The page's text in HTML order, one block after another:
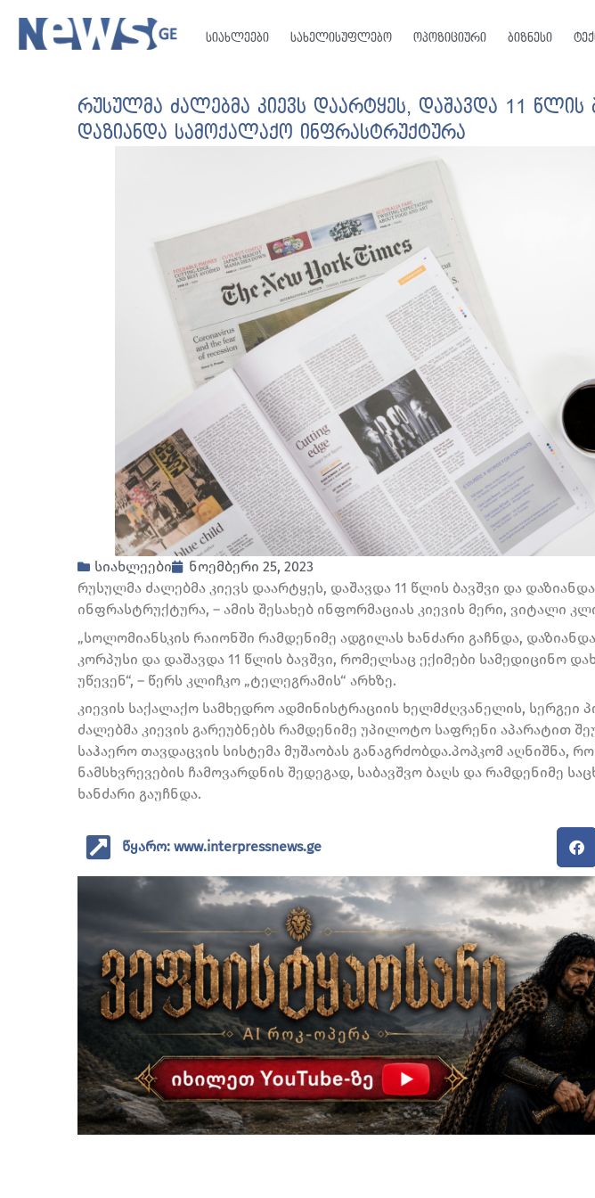
სიახლეები სახელისუფლებო ოპოზიციური ბიზნესი
რუსულმა ძალებმა კიევს დაარტყეს, დაშავდა 11 წლის
დაზიანდა სამოქალაქო ინფრასტრუქტურა
სიახლეები
ნოემბერი 25, 2023
რუსულმა ძალებმა კიევს დაარტყეს, დაშავდა 11 წლის ბავშვი და
ინფრასტრუქტურა, – ამის შესახებ ინფორმაციას კიევის მერი, ვიტალი
„სოლომიანსკის რაიონში რამდენიმე ადგილას ხანძარი გაჩნდა,
კორპუსი და დაშავდა 11 წლის ბავშვი, რომელსაც ექიმები სამედიცინო
უწევენ“, – წერს კლიჩკო „ტელეგრამის“ არხზე.
კიევის საქალაქო სამხედრო ადმინისტრაციის ხელმძღვანელის, სერგეი
ძალებმა კიევის გარეუბნებს რამდენიმე უპილოტო საფრენი აპარატით
საჰაერო თავდაცვის სისტემა მუშაობას განაგრძობდა.პოპკომ აღნიშნა,
ნამსხვრევების ჩამოვარდნის შედეგად, საბავშვო ბაღს და რამდენიმე
ხანძარი გაუჩნდა.
წყარო: www.interpressnews.ge